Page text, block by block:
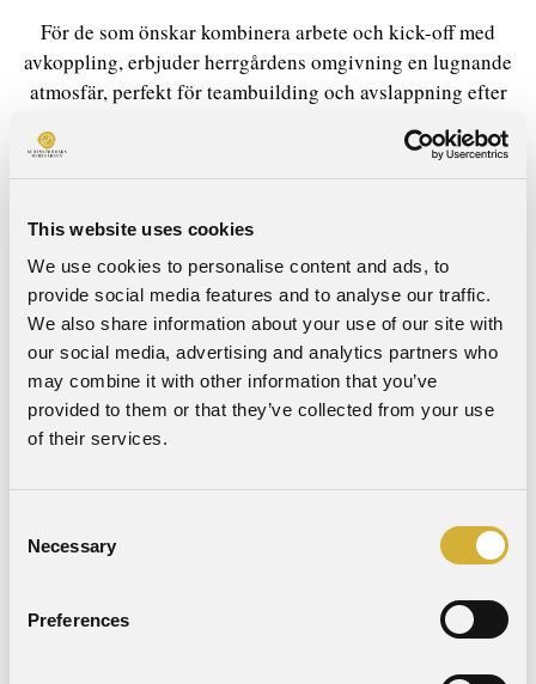
This website uses cookies
We use cookies to personalise content and ads, to
provide social media features and to analyse our traffic.
We also share information about your use of our site with
our social media, advertising and analytics partners who
may combine it with other information that you’ve
provided to them or that they’ve collected from your use
of their services.
Selection
Necessary
Preferences
För de som önskar kombinera arbete och kick-off med
avkoppling, erbjuder herrgårdens omgivning en lugnande
atmosfär, perfekt för teambuilding och avslappning efter
boendemöjligheter kan vi dessutom välkomna grupper av
olika storlek.
Har ni bokningsplaner?
Om ni planerar er nästa ”kick-off” och letar efter en plats
som verkligen gör intryck, är Schenströmska Herrgården det
självklara valet. Kontakta oss redan idag för att upptäcka
alla möjligheter som väntar er på vår fantastiska herrgård
nära Västerås.
Låt er konferens bli mer än bara ett möte – gör det till en
Skräddarsy konferens eller boka